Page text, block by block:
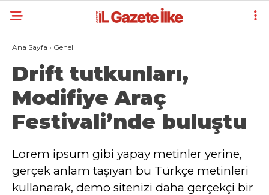
Ana Sayfa › Genel
Drift tutkunları,
Modifiye Araç
Festivali’nde buluştu
Lorem ipsum gibi yapay metinler yerine,
gerçek anlam taşıyan bu Türkçe metinleri
kullanarak, demo sitenizi daha gerçekçi bir